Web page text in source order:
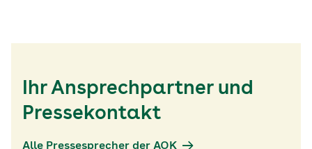
Ihr Ansprechpartner und
Pressekontakt
Alle Pressesprecher der AOK